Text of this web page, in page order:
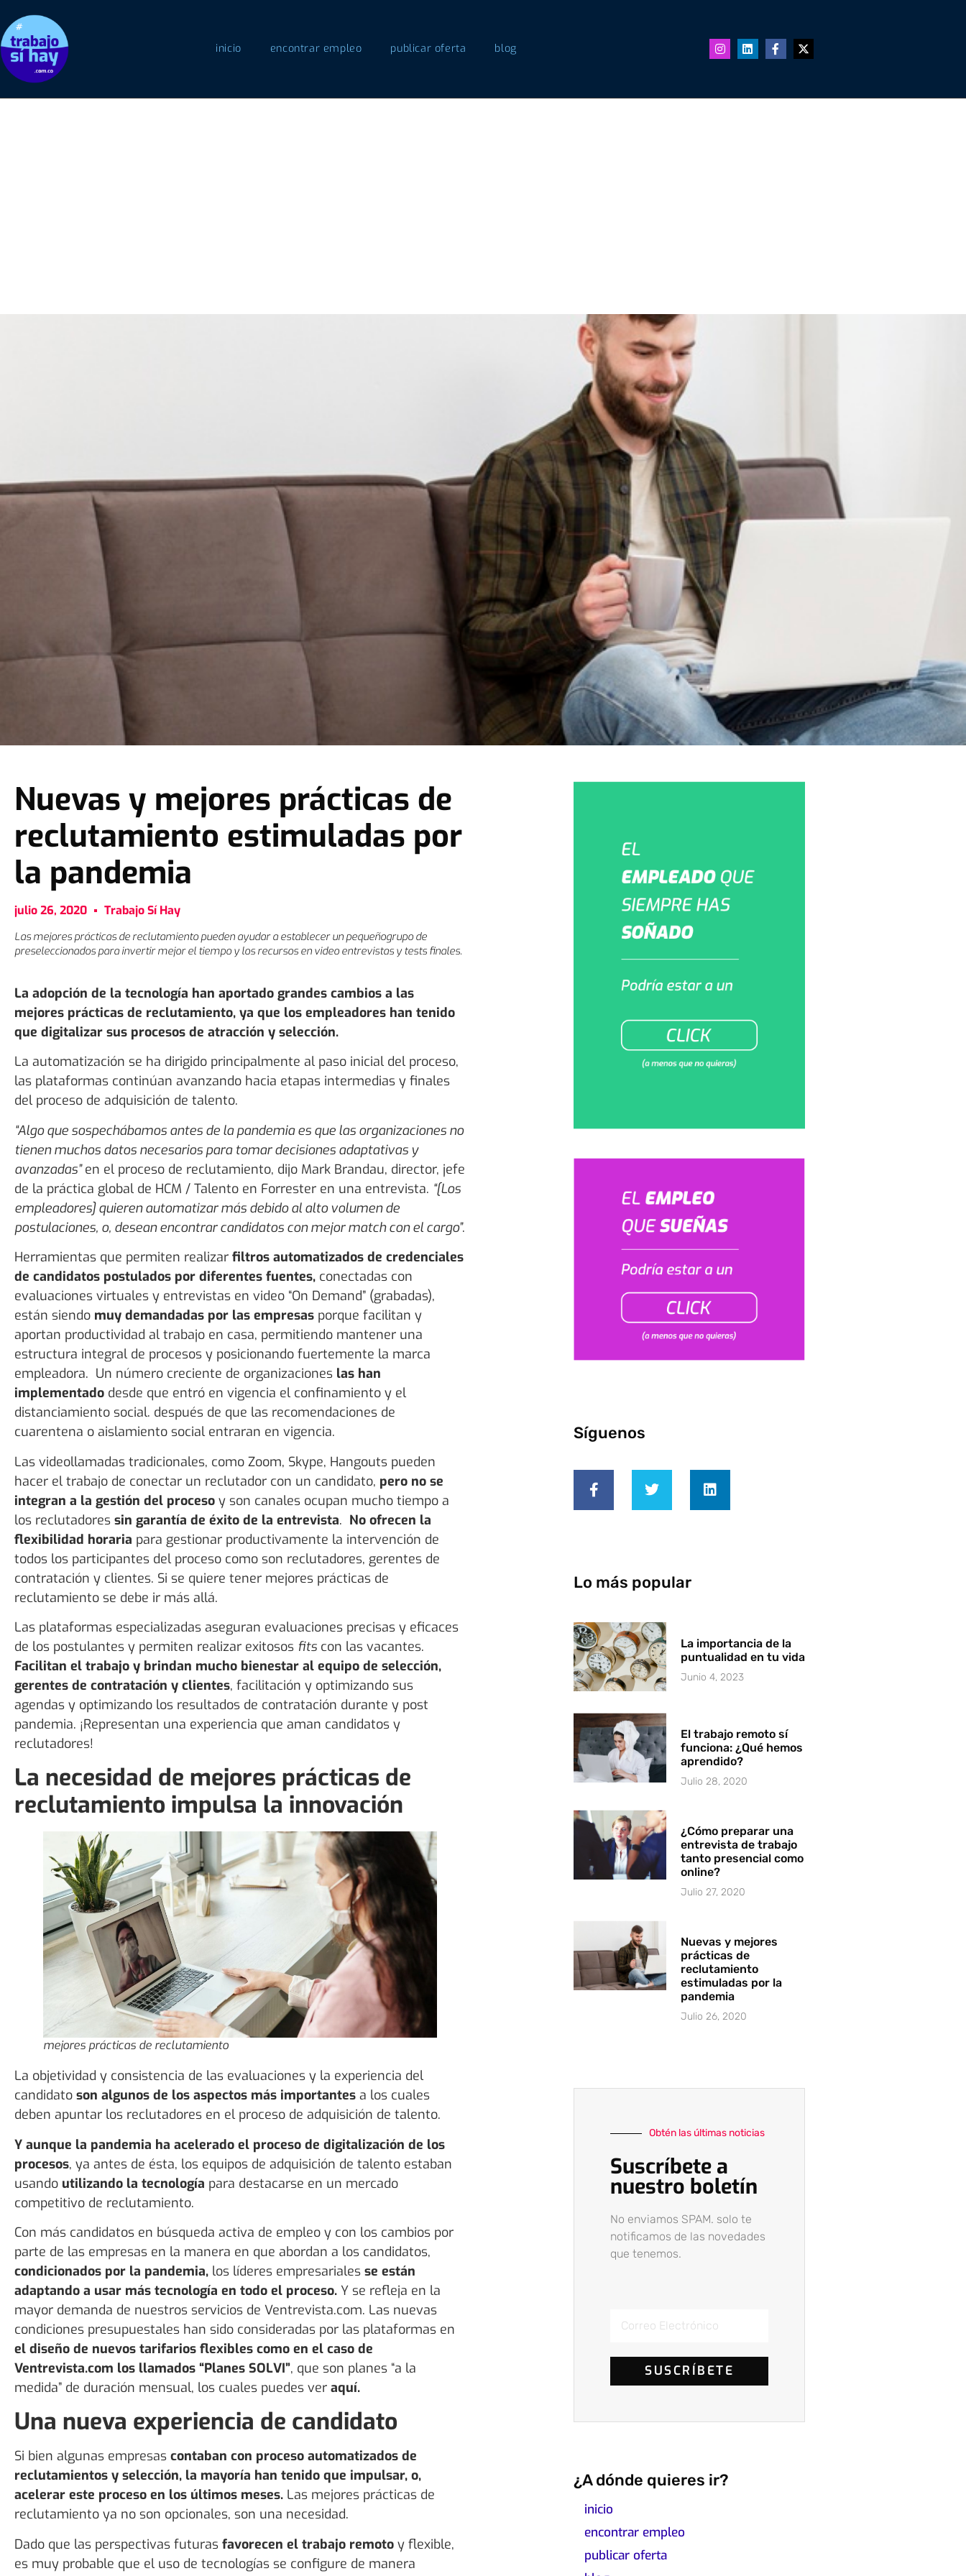
inicio encontrar empleo publicar oferta blog
Nuevas y mejores prácticas de
reclutamiento estimuladas por
la pandemia
julio 26, 2020 Trabajo Sí Hay
Las mejores prácticas de reclutamiento pueden ayudar a establecer un pequeñogrupo de
preseleccionados para invertir mejor el tiempo y los recursos en video entrevistas y tests finales.
La adopción de la tecnología han aportado grandes cambios a las
mejores prácticas de reclutamiento, ya que los empleadores han tenido
que digitalizar sus procesos de atracción y selección.
La automatización se ha dirigido principalmente al paso inicial del proceso,
las plataformas continúan avanzando hacia etapas intermedias y finales
del proceso de adquisición de talento.
“Algo que sospechábamos antes de la pandemia es que las organizaciones no
tienen muchos datos necesarios para tomar decisiones adaptativas y
avanzadas”en el proceso de reclutamiento, dijo Mark Brandau, director, jefe
de la práctica global de HCM / Talento en Forrester en una entrevista. “[Los
empleadores] quieren automatizar más debido al alto volumen de
postulaciones, o, desean encontrar candidatos con mejor match con el cargo”.
Herramientas que permiten realizar filtros automatizados de credenciales
de candidatos postulados por diferentes fuentes, conectadas con
evaluaciones virtuales y entrevistas en video “On Demand” (grabadas),
están siendo muy demandadas por las empresas porque facilitan y
aportan productividad al trabajo en casa, permitiendo mantener una
estructura integral de procesos y posicionando fuertemente la marca
empleadora. Un número creciente de organizaciones las han
implementado desde que entró en vigencia el confinamiento y el
distanciamiento social. después de que las recomendaciones de
cuarentena o aislamiento social entraran en vigencia.
Las videollamadas tradicionales, como Zoom, Skype, Hangouts pueden
hacer el trabajo de conectar un reclutador con un candidato, pero no se
integran a la gestión del proceso y son canales ocupan mucho tiempo a
los reclutadores sin garantía de éxito de la entrevista. No ofrecen la
flexibilidad horaria para gestionar productivamente la intervención de
todos los participantes del proceso como son reclutadores, gerentes de
contratación y clientes. Si se quiere tener mejores prácticas de
reclutamiento se debe ir más allá.
Las plataformas especializadas aseguran evaluaciones precisas y eficaces
de los postulantes y permiten realizar exitosos fits con las vacantes.
Facilitan el trabajo y brindan mucho bienestar al equipo de selección,
gerentes de contratación y clientes, facilitación y optimizando sus
agendas y optimizando los resultados de contratación durante y post
pandemia. ¡Representan una experiencia que aman candidatos y
reclutadores!
La necesidad de mejores prácticas de
reclutamiento impulsa la innovación
mejores prácticas de reclutamiento
La objetividad y consistencia de las evaluaciones y la experiencia del
candidato son algunos de los aspectos más importantes a los cuales
deben apuntar los reclutadores en el proceso de adquisición de talento.
Y aunque la pandemia ha acelerado el proceso de digitalización de los
procesos, ya antes de ésta, los equipos de adquisición de talento estaban
usando utilizando la tecnología para destacarse en un mercado
competitivo de reclutamiento.
Con más candidatos en búsqueda activa de empleo y con los cambios por
parte de las empresas en la manera en que abordan a los candidatos,
condicionados por la pandemia, los líderes empresariales se están
adaptando a usar más tecnología en todo el proceso. Y se refleja en la
mayor demanda de nuestros servicios de Ventrevista.com. Las nuevas
condiciones presupuestales han sido consideradas por las plataformas en
el diseño de nuevos tarifarios flexibles como en el caso de
Ventrevista.com los llamados “Planes SOLVI”, que son planes “a la
medida” de duración mensual, los cuales puedes ver aquí.
Una nueva experiencia de candidato
Si bien algunas empresas contaban con proceso automatizados de
reclutamientos y selección, la mayoría han tenido que impulsar, o,
acelerar este proceso en los últimos meses. Las mejores prácticas de
reclutamiento ya no son opcionales, son una necesidad.
Dado que las perspectivas futuras favorecen el trabajo remoto y flexible,
es muy probable que el uso de tecnologías se configure de manera
Síguenos
Lo más popular
La importancia de la
puntualidad en tu vida
Junio 4, 2023
El trabajo remoto sí
funciona: ¿Qué hemos
aprendido?
Julio 28, 2020
¿Cómo preparar una
entrevista de trabajo
tanto presencial como
online?
Julio 27, 2020
Nuevas y mejores
prácticas de
reclutamiento
estimuladas por la
pandemia
Julio 26, 2020
Obtén las últimas noticias
Suscríbete a
nuestro boletín
No enviamos SPAM. solo te
notificamos de las novedades
que tenemos.
SUSCRÍBETE
¿A dónde quieres ir?
inicio
encontrar empleo
publicar oferta